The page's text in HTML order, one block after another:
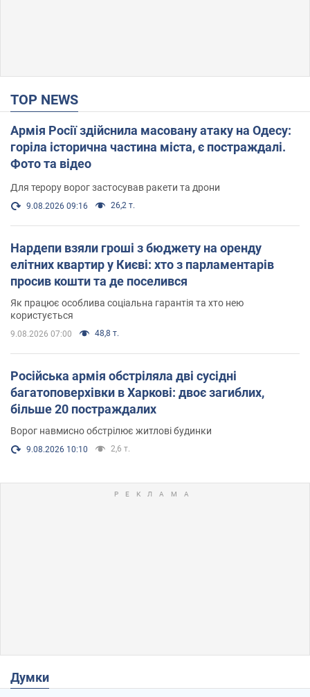
TOP NEWS
Армія Росії здійснила масовану атаку на Одесу:
горіла історична частина міста, є постраждалі.
Фото та відео
Для терору ворог застосував ракети та дрони
9.08.2026 09:16 26,2 т.
Нардепи взяли гроші з бюджету на оренду
елітних квартир у Києві: хто з парламентарів
просив кошти та де поселився
Як працює особлива соціальна гарантія та хто нею
користується
9.08.2026 07:00 48,8 т.
Російська армія обстріляла дві сусідні
багатоповерхівки в Харкові: двоє загиблих,
більше 20 постраждалих
Ворог навмисно обстрілює житлові будинки
9.08.2026 10:10 2,6 т.
Думки